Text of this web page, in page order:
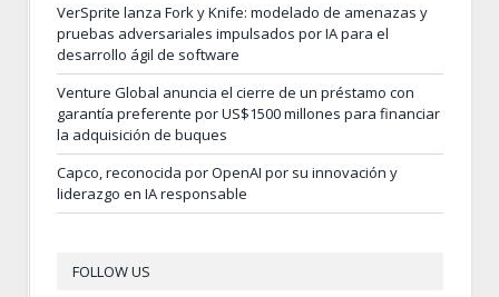
VerSprite lanza Fork y Knife: modelado de amenazas y
pruebas adversariales impulsados por IA para el
desarrollo ágil de software
Venture Global anuncia el cierre de un préstamo con
garantía preferente por US$1500 millones para financiar
la adquisición de buques
Capco, reconocida por OpenAI por su innovación y
liderazgo en IA responsable
FOLLOW US